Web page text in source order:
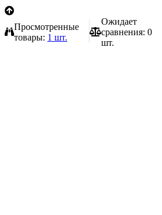
Просмотренные
товары: 1 шт.
Ожидает
сравнения: 0
шт.